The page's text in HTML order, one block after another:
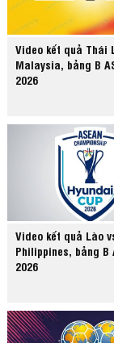
Video kết quả Thái
Malaysia, bảng B
2026
Video kết quả Lào
Philippines, bảng B
2026